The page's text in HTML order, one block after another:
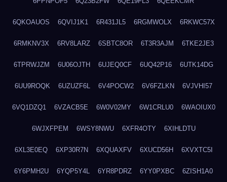
6QKOAUOS 6QVIJ1K1 6R431JL5 6RGMWOLX 6RKWC57X
6RMKNV3X 6RV8LARZ 6SBTC8OR 6T3R3AJM 6TKE2JE3
6TPRWJZM 6U06OJTH 6UJEQ0CF 6UQ42P16 6UTK14DG
6UU9ROQK 6UZUZF6L 6V4POCW2 6V6FZLKN 6VJVHI57
6VQ1DZQ1 6VZACB5E 6W0V02MY 6W1CRLU0 6WAOIUX0
6WJXFPEM 6WSY8NWU 6XFR4OTY 6XIHLDTU
6XL3E0EQ 6XP30R7N 6XQUAXFV 6XUCD56H 6XVXTC5I
6Y6PMH2U 6YQP5Y4L 6YR8PDRZ 6YY0PXBC 6ZISH1A0